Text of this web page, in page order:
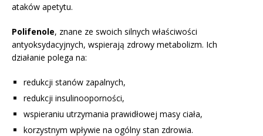
ataków apetytu.
Polifenole, znane ze swoich silnych właściwości
antyoksydacyjnych, wspierają zdrowy metabolizm. Ich
działanie polega na:
redukcji stanów zapalnych,
redukcji insulinooporności,
wspieraniu utrzymania prawidłowej masy ciała,
korzystnym wpływie na ogólny stan zdrowia.